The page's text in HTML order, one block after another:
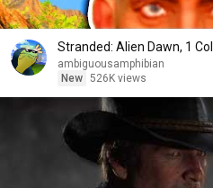
Stranded: Alien Dawn, 1
ambiguousamphibian
New 526K views